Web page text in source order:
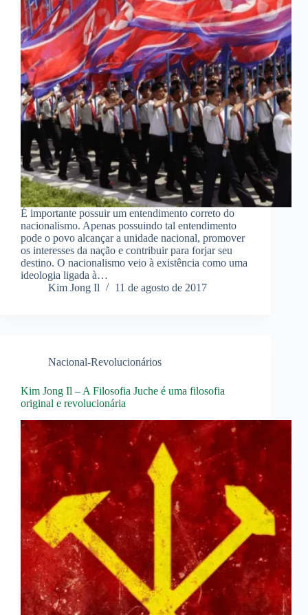
É importante possuir um entendimento correto do
nacionalismo. Apenas possuindo tal entendimento
pode o povo alcançar a unidade nacional, promover
os interesses da nação e contribuir para forjar seu
destino. O nacionalismo veio à existência como uma
ideologia ligada à…
Kim Jong Il
11 de agosto de 2017
Nacional-Revolucionários
Kim Jong Il – A Filosofia Juche é uma filosofia
original e revolucionária